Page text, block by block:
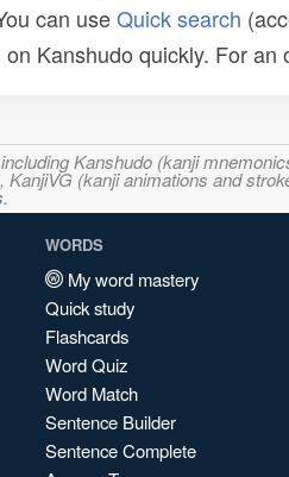
can useQuick search
Kanshudo quickly. For an
Kanshudo (kanji
(kanji animations and
.
WORDS
My word mastery
Quick study
Flashcards
Word Quiz
Word Match
Sentence Builder
Sentence Complete